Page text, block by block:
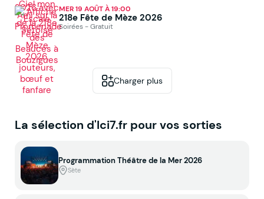
MER 19 AOÛT À 19:00
218e Fête de Mèze 2026
Soirées - Gratuit
Charger plus
La sélection d'Ici7.fr pour vos sorties
Programmation Théâtre de la Mer 2026
Sète